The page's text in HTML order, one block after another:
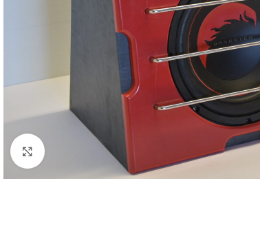
Clicca per ingrandire